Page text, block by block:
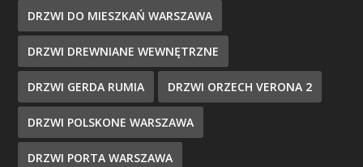
DRZWI DO MIESZKAŃ WARSZAWA
DRZWI DREWNIANE WEWNĘTRZNE
DRZWI GERDA RUMIA DRZWI ORZECH VERONA 2
DRZWI POLSKONE WARSZAWA
DRZWI PORTA WARSZAWA